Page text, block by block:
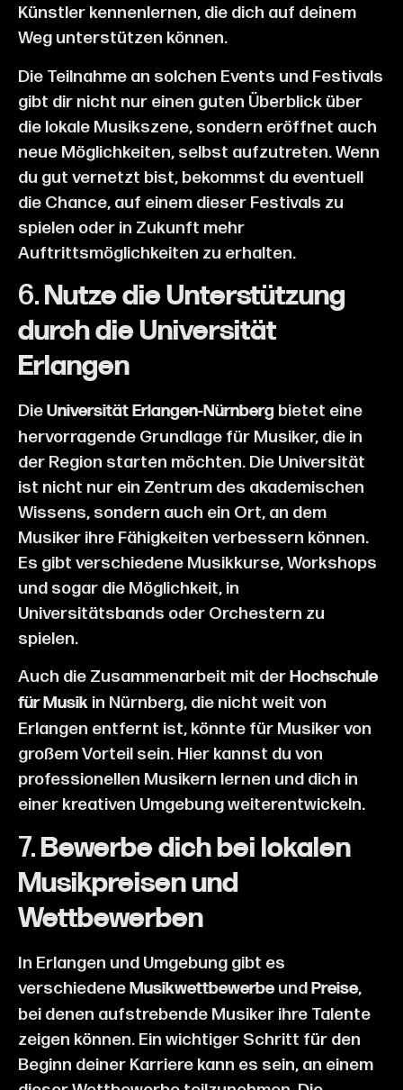
Künstler kennenlernen, die dich auf deinem
Weg unterstützen können.
Die Teilnahme an solchen Events und Festivals
gibt dir nicht nur einen guten Überblick über
die lokale Musikszene, sondern eröffnet auch
neue Möglichkeiten, selbst aufzutreten. Wenn
du gut vernetzt bist, bekommst du eventuell
die Chance, auf einem dieser Festivals zu
spielen oder in Zukunft mehr
Auftrittsmöglichkeiten zu erhalten.
6. Nutze die Unterstützung
durch die Universität
Erlangen
Die Universität Erlangen-Nürnberg bietet eine
hervorragende Grundlage für Musiker, die in
der Region starten möchten. Die Universität
ist nicht nur ein Zentrum des akademischen
Wissens, sondern auch ein Ort, an dem
Musiker ihre Fähigkeiten verbessern können.
Es gibt verschiedene Musikkurse, Workshops
und sogar die Möglichkeit, in
Universitätsbands oder Orchestern zu
spielen.
Auch die Zusammenarbeit mit der Hochschule
für Musik in Nürnberg, die nicht weit von
Erlangen entfernt ist, könnte für Musiker von
großem Vorteil sein. Hier kannst du von
professionellen Musikern lernen und dich in
einer kreativen Umgebung weiterentwickeln.
7. Bewerbe dich bei lokalen
Musikpreisen und
Wettbewerben
In Erlangen und Umgebung gibt es
verschiedene Musikwettbewerbeund Preise,
bei denen aufstrebende Musiker ihre Talente
zeigen können. Ein wichtiger Schritt für den
Beginn deiner Karriere kann es sein, an einem